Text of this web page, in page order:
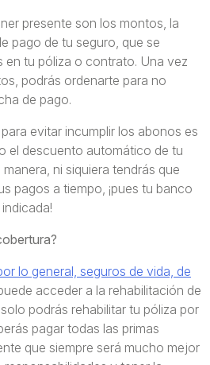
presente son los montos, la
pago de tu seguro, que se
en tu póliza o contrato. Una vez
podrás ordenarte para no
de pago.
evitar incumplir los abonos es
el descuento automático de tu
ni siquiera tendrás que
pagos a tiempo, ¡pues tu banco
lo general, seguros de vida, de
acceder a la rehabilitación de
podrás rehabilitar tu póliza por
pagar todas las primas
que siempre será mucho mejor